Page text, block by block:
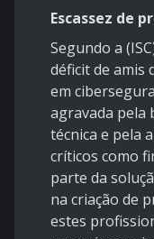
Escassez de
Segundo a
déficit de amis
em
agravada pela
técnica e pela
críticos como
parte da
na criação de
estes